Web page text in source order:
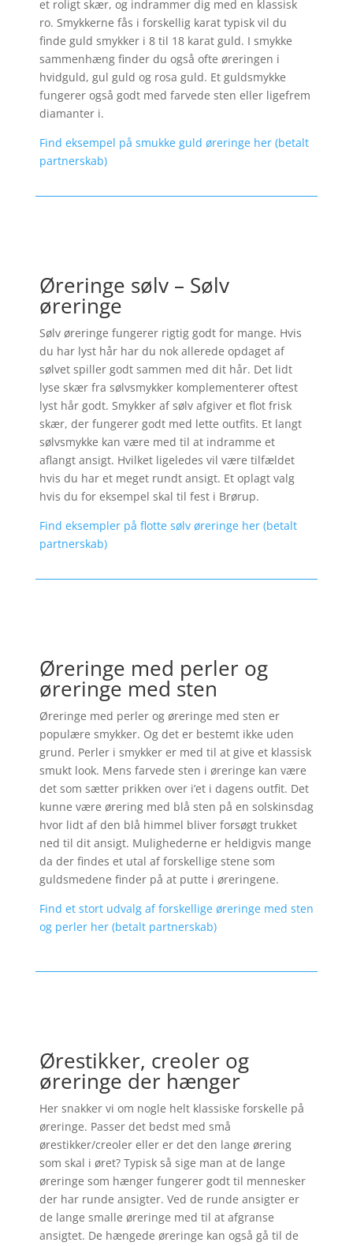
et roligt skær, og indrammer dig med en klassisk
ro. Smykkerne fås i forskellig karat typisk vil du
finde guld smykker i 8 til 18 karat guld. I smykke
sammenhæng finder du også ofte øreringen i
hvidguld, gul guld og rosa guld. Et guldsmykke
fungerer også godt med farvede sten eller ligefrem
diamanter i.
Find eksempel på smukke guld øreringe her (betalt
partnerskab)
Øreringe sølv – Sølv
øreringe
Sølv øreringe fungerer rigtig godt for mange. Hvis
du har lyst hår har du nok allerede opdaget af
sølvet spiller godt sammen med dit hår. Det lidt
lyse skær fra sølvsmykker komplementerer oftest
lyst hår godt. Smykker af sølv afgiver et flot frisk
skær, der fungerer godt med lette outfits. Et langt
sølvsmykke kan være med til at indramme et
aflangt ansigt. Hvilket ligeledes vil være tilfældet
hvis du har et meget rundt ansigt. Et oplagt valg
hvis du for eksempel skal til fest i Brørup.
Find eksempler på flotte sølv øreringe her (betalt
partnerskab)
Øreringe med perler og
øreringe med sten
Øreringe med perler og øreringe med sten er
populære smykker. Og det er bestemt ikke uden
grund. Perler i smykker er med til at give et klassisk
smukt look. Mens farvede sten i øreringe kan være
det som sætter prikken over i’et i dagens outfit. Det
kunne være ørering med blå sten på en solskinsdag
hvor lidt af den blå himmel bliver forsøgt trukket
ned til dit ansigt. Mulighederne er heldigvis mange
da der findes et utal af forskellige stene som
guldsmedene finder på at putte i øreringene.
Find et stort udvalg af forskellige øreringe med sten
og perler her (betalt partnerskab)
Ørestikker, creoler og
øreringe der hænger
Her snakker vi om nogle helt klassiske forskelle på
øreringe. Passer det bedst med små
ørestikker/creoler eller er det den lange ørering
som skal i øret? Typisk så sige man at de lange
øreringe som hænger fungerer godt til mennesker
der har runde ansigter. Ved de runde ansigter er
de lange smalle øreringe med til at afgranse
ansigtet. De hængede øreringe kan også gå til de